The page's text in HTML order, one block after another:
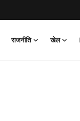
राजनीति खेल